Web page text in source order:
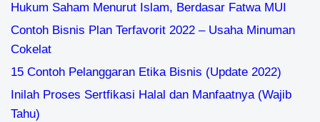
Hukum Saham Menurut Islam, Berdasar Fatwa MUI
Contoh Bisnis Plan Terfavorit 2022 – Usaha Minuman
Cokelat
15 Contoh Pelanggaran Etika Bisnis (Update 2022)
Inilah Proses Sertfikasi Halal dan Manfaatnya (Wajib
Tahu)